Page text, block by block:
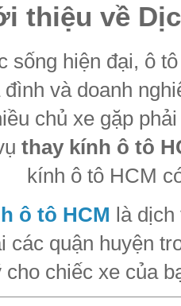
thiệu về
sống hiện đại, ô
đình và doanh
chủ xe gặp
thay kính ô tô
kính ô tô HCM
ô tô HCM là dịch
các quận huyện
cho chiếc xe của